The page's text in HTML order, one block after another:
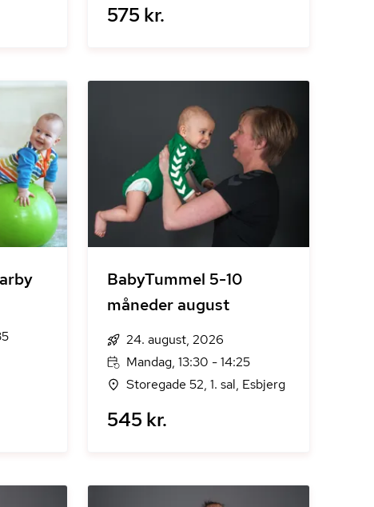
575 kr.
BabyTummel 5-10
måneder august
24. august, 2026
Mandag, 13:30 - 14:25
Storegade 52, 1. sal, Esbjerg
545 kr.